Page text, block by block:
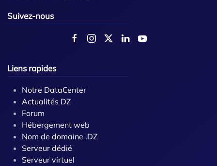
Suivez-nous
Liens rapides
Notre DataCenter
Actualités DZ
Forum
Hébergement web
Nom de domaine .DZ
Serveur dédié
Serveur virtuel